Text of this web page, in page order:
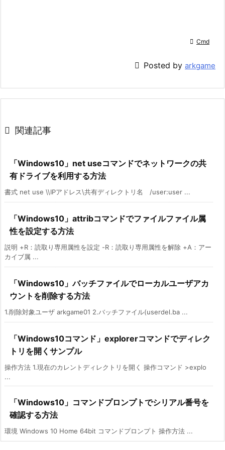
 Cmd
 Posted by arkgame
 関連記事
「Windows10」net useコマンドでネットワークの共
有ドライブを利用する方法
書式 net use \\IPアドレス\共有ディレクトリ名 /user:user ...
「Windows10」attribコマンドでファイルファイル属
性を設定する方法
説明 +R：読取り専用属性を設定 -R：読取り専用属性を解除 +A：アー
カイブ属 ...
「Windows10」バッチファイルでローカルユーザアカ
ウントを削除する方法
1.削除対象ユーザ arkgame01 2.バッチファイル(userdel.ba ...
「Windows10コマンド」explorerコマンドでディレク
トリを開くサンプル
操作方法 1.現在のカレントディレクトリを開く 操作コマンド >explo
...
「Windows10」コマンドプロンプトでシリアル番号を
確認する方法
環境 Windows 10 Home 64bit コマンドプロンプト 操作方法 ...